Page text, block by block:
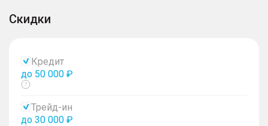
Скидки
Кредит
до 50 000 ₽
Показать
Трейд-ин
до 30 000 ₽